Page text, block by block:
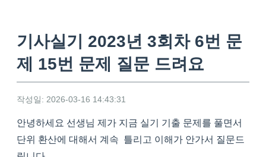
기사실기 2023년 3회차 6번 문
제 15번 문제 질문 드려요
작성일: 2026-03-16 14:43:31
안녕하세요 선생님 제가 지금 실기 기출 문제를 풀면서
단위 환산에 대해서 계속 틀리고 이해가 안가서 질문드